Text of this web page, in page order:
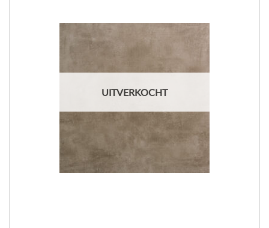
UITVERKOCHT